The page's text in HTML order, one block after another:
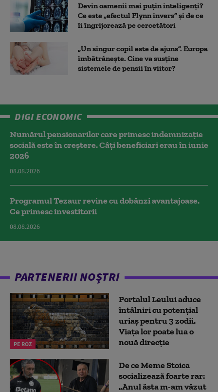
Devin oamenii mai puțin inteligenți?
Ce este „efectul Flynn invers” și de ce
îi îngrijorează pe cercetători
„Un singur copil este de ajuns”. Europa
îmbătrânește. Cine va susține
sistemele de pensii în viitor?
DIGI ECONOMIC
Numărul pensionarilor care primesc indemnizaţie
socială este în creștere. Câți beneficiari erau în iunie
2026
08.08.2026
Programul Tezaur revine cu dobânzi avantajoase.
Ce primesc investitorii
08.08.2026
PARTENERII NOȘTRI
PE ROZ
Portalul Leului aduce
întâlniri cu potențial
uriaș pentru 3 zodii.
Viața lor poate lua o
nouă direcție
De ce Meme Stoica
socializează foarte rar:
„Anul ăsta m-am văzut